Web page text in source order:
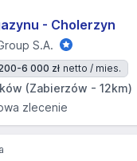
- Cholerzyn
S.A.
6 000 zł netto / mies.
(Zabierzów - 12km)
zlecenie